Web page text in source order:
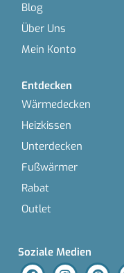
Blog
Über Uns
Mein Konto
Entdecken
Wärmedecken
Heizkissen
Unterdecken
Fußwärmer
Rabat
Outlet
Soziale Medien